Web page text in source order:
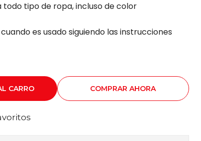
todo tipo de ropa, incluso de color
es usado siguiendo las instrucciones
CARRO COMPRAR AHORA